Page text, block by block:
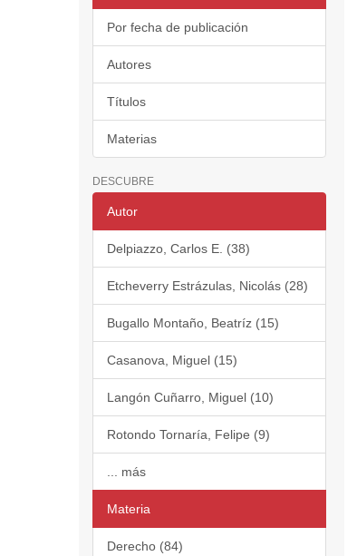
Por fecha de publicación
Autores
Títulos
Materias
DESCUBRE
Autor
Delpiazzo, Carlos E. (38)
Etcheverry Estrázulas, Nicolás (28)
Bugallo Montaño, Beatríz (15)
Casanova, Miguel (15)
Langón Cuñarro, Miguel (10)
Rotondo Tornaría, Felipe (9)
... más
Materia
Derecho (84)